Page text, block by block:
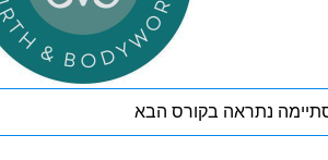
נתראה בקורס הבא